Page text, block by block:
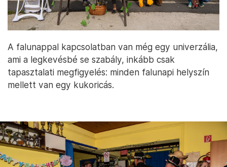
A falunappal kapcsolatban van még egy univerzália,
ami a legkevésbé se szabály, inkább csak
tapasztalati megfigyelés: minden falunapi helyszín
mellett van egy kukoricás.